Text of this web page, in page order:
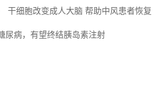
干细胞改变成人大脑 帮助中风患者恢复
尿病，有望终结胰岛素注射